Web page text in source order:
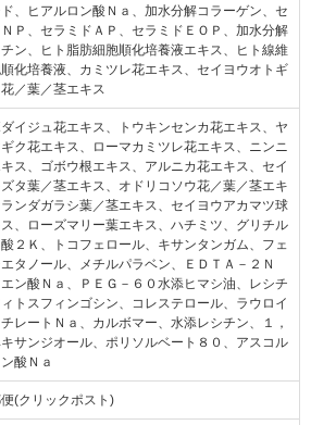
、ヒアルロン酸Ｎａ、加水分解コラーゲン、セ
Ｐ、セラミドＡＰ、セラミドＥＯＰ、加水分解
ン、ヒト脂肪細胞順化培養液エキス、ヒト線維
化培養液、カミツレ花エキス、セイヨウオトギ
／葉／茎エキス
イジュ花エキス、トウキンセンカ花エキス、ヤ
ク花エキス、ローマカミツレ花エキス、ニンニ
ス、ゴボウ根エキス、アルニカ花エキス、セイ
タ葉／茎エキス、オドリコソウ花／葉／茎エキ
ンダガラシ葉／茎エキス、セイヨウアカマツ球
、ローズマリー葉エキス、ハチミツ、グリチル
２Ｋ、トコフェロール、キサンタンガム、フェ
タノール、メチルパラベン、ＥＤＴＡ－２Ｎ
エン酸Ｎａ、ＰＥＧ－６０水添ヒマシ油、レシチ
トスフィンゴシン、コレステロール、ラウロイ
レートＮａ、カルボマー、水添レシチン、１，
キサンジオール、ポリソルベート８０、アスコル
酸Ｎａ
(クリックポスト)